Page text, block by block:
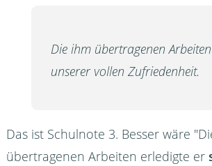
Die ihm übertragenen
unserer vollen Zufriedenheit.
Das ist Schulnote 3. Besser wäre
übertragenen Arbeiten erledigte er